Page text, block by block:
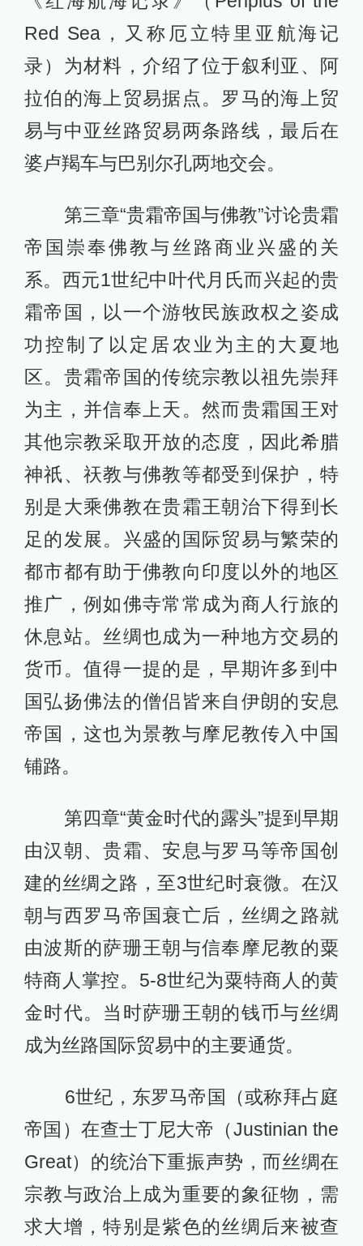
Red Sea，又称厄立特里亚航海记
录）为材料，介绍了位于叙利亚、阿
拉伯的海上贸易据点。罗马的海上贸
易与中亚丝路贸易两条路线，最后在
婆卢羯车与巴别尔孔两地交会。
第三章“贵霜帝国与佛教”讨论贵霜
帝国崇奉佛教与丝路商业兴盛的关
系。西元1世纪中叶代月氏而兴起的贵
霜帝国，以一个游牧民族政权之姿成
功控制了以定居农业为主的大夏地
区。贵霜帝国的传统宗教以祖先崇拜
为主，并信奉上天。然而贵霜国王对
其他宗教采取开放的态度，因此希腊
神祇、祆教与佛教等都受到保护，特
别是大乘佛教在贵霜王朝治下得到长
足的发展。兴盛的国际贸易与繁荣的
都市都有助于佛教向印度以外的地区
推广，例如佛寺常常成为商人行旅的
休息站。丝绸也成为一种地方交易的
货币。值得一提的是，早期许多到中
国弘扬佛法的僧侣皆来自伊朗的安息
帝国，这也为景教与摩尼教传入中国
铺路。
第四章“黄金时代的露头”提到早期
由汉朝、贵霜、安息与罗马等帝国创
建的丝绸之路，至3世纪时衰微。在汉
朝与西罗马帝国衰亡后，丝绸之路就
由波斯的萨珊王朝与信奉摩尼教的粟
特商人掌控。5-8世纪为粟特商人的黄
金时代。当时萨珊王朝的钱币与丝绸
成为丝路国际贸易中的主要通货。
6世纪，东罗马帝国（或称拜占庭
帝国）在查士丁尼大帝（Justinian the
Great）的统治下重振声势，而丝绸在
宗教与政治上成为重要的象征物，需
求大增，特别是紫色的丝绸后来被查